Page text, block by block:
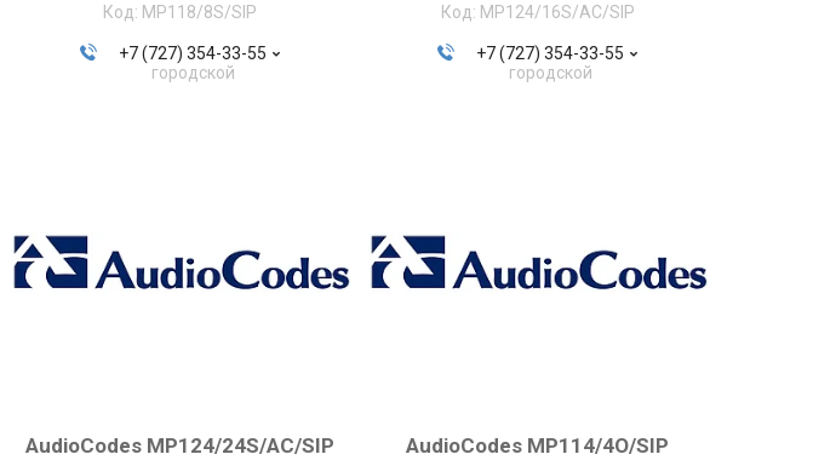
MP118/8S/SIP
+7 (727) 354-33-55
городской
MP124/16S/AC/SIP
+7 (727) 354-33-55
городской
AudioCodes MP124/24S/AC/SIP AudioCodes MP114/4O/SIP